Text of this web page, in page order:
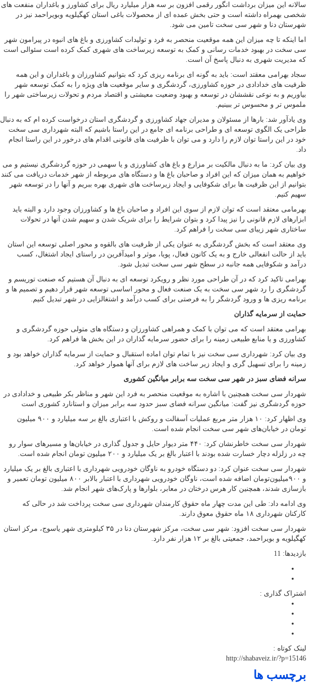
سالانه این میزان برداشت انگور رقمی افزون بر سه هزار میلیارد ریال برای کشاورز و باغداران منفعت های
شخصی بهمراه داشته است و حتی بخش عمده ای از محصولات باغی استان کهگیلویه وبویراحمد نیز در
شهرستان دنا و شهر سی سخت تامین می شود.
اما اینکه تا چه میزان این همه موقعیت منحصر به فرد و تولیدات کشاورزی و باغ های انبوه در پیرامون شهر
سی سخت در بهبود خدمات رسانی و کمک به توسعه زیرساخت های شهری کمک کرده است سئوالی است
که مدیریت شهری به دنبال پاسخ آن است.
سجاد بهرامی معقتد است: باید به گونه ای برنامه ریزی کرد که بتوانیم کشاورزان و باغداران و این همه
ظرفیت های خدادادی در حوزه کشاورزی، گردشگری و سایر موقعیت های ویژه را به کمک توسعه شهر
بیاوریم و به نوعی نقششان در توسعه و بهبود وضعیت معیشتی و اقتصاد مردم و تحولات زیرساختی شهر را
ملموس تر و محسوس تر ببینیم.
وی یادآور شد: بارها از مسئولان و مدیران جهاد کشاورزی و گردشگری استان درخواست کرده ام که به دنبال
طراحی یک الگوی توسعه ای و طراحی برنامه ای جامع در این راستا باشیم که البته شهرداری سی سخت
خود در این راستا توان لازم را دارد و می توان با ظرفیت های قانونی اقدام های درخور در این راستا انجام
داد.
وی بیان کرد: ما به دنبال مالکیت بر مزارع و باغ های کشاورزی و یا سهمی در حوزه گردشگری نیستیم و می
خواهیم به همان میزان که این افراد و صاحبان باغ ها و دستگاه های مربوطه از شهر خدمات دریافت می کنند
بتوانیم از این ظرفیت ها برای شکوفایی و ایجاد زیرساخت های شهری بهره ببریم و آنها را در توسعه شهر
سهیم کنیم.
بهرمامی معتقد است که توان لازم از سوی این افراد و صاحبان باغ ها و کشاورزان وجود دارد و البته باید
ابزارهای لازم قانونی را نیز پیدا کرد و بتوان شرایط را برای شریک شدن و سهیم شدن آنها در تحولات
ساختاری شهر زیبای سی سخت را فراهم کرد.
وی معتقد است که بخش گردشگری به عنوان یکی از ظرفیت های بالقوه و محور اصلی توسعه این استان
باید از حالت انفعالی خارج و به یک کانون فعال، پویا، موثر و امیدآفرین در راستای ایجاد اشتغال، کسب
درآمد و شکوفایی همه جانبه در سطح شهر سی سخت تبدیل شود.
بهرامی تاکید کرد که در آن طراحی مورد نظر و رویکرد توسعه ای به دنبال آن هستیم که صنعت توریسم و
گردشگری را رد شهر سی سخت به یک صنعت فعال و محور اساسی توسعه شهر قرار دهیم و تصمیم ها و
برنامه ریزی ها و ورود گردشگر را به فرصتی برای کسب درآمد و اشتغالزایی در شهر تبدیل کنیم.
حمایت از سرمایه گذاران
بهرامی معتقد است که می توان با کمک و همراهی کشاورزان و دستگاه های متولی حوزه گردشگری و
کشاورزی و یا منابع طبیعی زمینه را برای حضور سرمایه گذاران در این بخش ها فراهم کرد.
وی بیان کرد: شهرداری سی سخت نیز با تمام توان اماده استقبال و حمایت از سرمایه گذاران خواهد بود و
زمینه را برای تسهیل گری و ایجاد زیر ساخت های لازم برای آنها هموار خواهد کرد.
سرانه فضای سبز در شهر سی سخت سه برابر میانگین کشوری
شهردار سی سخت همچنین با اشاره به موقعیت منحصر به فرد این شهر و مناظر بکر طبیعی و خدادادی در
حوزه گردشگری نیز گفت: میانگین سرانه فضای سبز حدود سه برابر میزان و استانارد کشوری است
وی اظهار کرد: ۱۰ هزار متر مربع عملیات آسفالت و روکش با اعتباری بالغ بر سه میلیارد و ۹۰۰ میلیون
تومان در خیابان‌های شهر سی سخت انجام شده است.
شهردار سی سخت خاطرنشان کرد: ۴۴۰ متر دیوار حایل و جدول گذاری در خیابان‌ها و مسیرهای سوار رو
چه در زلزله دچار خسارت شده بودند با اعتبار بالغ بر یک میلیارد و ۲۰۰ میلیون تومان انجام شده است.
شهردار سی سخت عنوان کرد: دو دستگاه خودرو به ناوگان خودرویی شهرداری با اعتباری بالغ بر یک میلیارد
و ۹۰۰میلیون‌تومان اضافه شده است، ناوگان خودرویی شهرداری با اعتبار بالابر ۸۰۰ میلیون تومان تعمیر و
بازسازی شدند، همچنین کار هرس درختان در معابر، بلوارها و پارک‌های شهر انجام شد.
وی ادامه داد: طی این مدت چهار ماه حقوق کارمندان شهرداری سی سخت پرداخت شد در حالی که
کارکنان شهرداری ۱۸ ماه حقوق معوق دارند.
شهردار سی سخت افزود: شهر سی سخت، مرکز شهرستان دنا در ۳۵ کیلومتری شهر یاسوج، مرکز استان
کهگیلویه و بویراحمد، جمعیتی بالغ بر ۱۲ هزار نفر دارد.
بازدیدها: 11
اشتراک گذاری :
لینک کوتاه :
http://shabaveiz.ir/?p=15146
برچسب ها